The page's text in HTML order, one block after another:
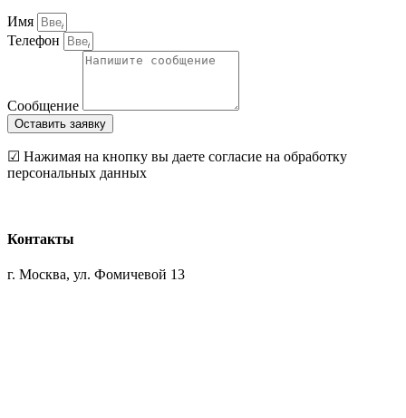
Имя
Телефон
Сообщение
Оставить заявку
☑ Нажимая на кнопку вы даете согласие на обработку
персональных данных
Контакты
г. Москва, ул. Фомичевой 13